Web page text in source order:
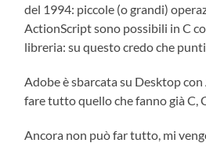
del 1994: piccole (o grandi)
ActionScript sono possibili in C
libreria: su questo credo che
Adobe è sbarcata su Desktop
fare tutto quello che fanno già C,
Ancora non può far tutto, mi